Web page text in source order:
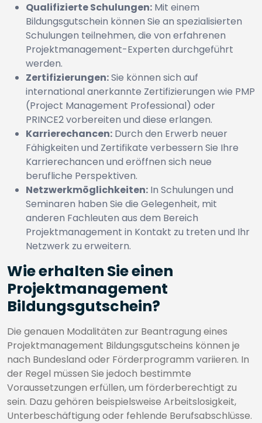
Qualifizierte Schulungen: Mit einem
Bildungsgutschein können Sie an spezialisierten
Schulungen teilnehmen, die von erfahrenen
Projektmanagement-Experten durchgeführt
werden.
Zertifizierungen:Sie können sich auf
international anerkannte Zertifizierungen wie PMP
(Project Management Professional) oder
PRINCE2 vorbereiten und diese erlangen.
Karrierechancen: Durch den Erwerb neuer
Fähigkeiten und Zertifikate verbessern Sie Ihre
Karrierechancen und eröffnen sich neue
berufliche Perspektiven.
Netzwerkmöglichkeiten: In Schulungen und
Seminaren haben Sie die Gelegenheit, mit
anderen Fachleuten aus dem Bereich
Projektmanagement in Kontakt zu treten und Ihr
Netzwerk zu erweitern.
Wie erhalten Sie einen
Projektmanagement
Bildungsgutschein?
Die genauen Modalitäten zur Beantragung eines
Projektmanagement Bildungsgutscheins können je
nach Bundesland oder Förderprogramm variieren. In
der Regel müssen Sie jedoch bestimmte
Voraussetzungen erfüllen, um förderberechtigt zu
sein. Dazu gehören beispielsweise Arbeitslosigkeit,
Unterbeschäftigung oder fehlende Berufsabschlüsse.